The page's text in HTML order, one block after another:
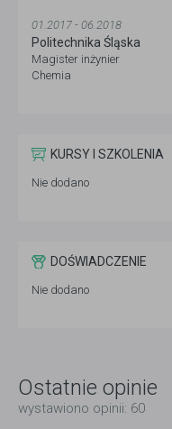
01.2017 - 06.2018
Politechnika Śląska
Magister inżynier
Chemia
KURSY I SZKOLENIA
Nie dodano
DOŚWIADCZENIE
Nie dodano
Ostatnie opinie
wystawiono opinii: 60